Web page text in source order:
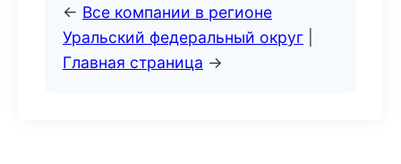
← Все компании в регионе
Уральский федеральный округ
Главная страница →